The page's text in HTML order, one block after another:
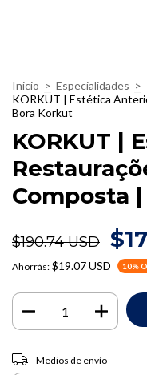
Inicio > Especialidades >
KORKUT | Estética
Bora Korkut
KORKUT |
Composta
$190.74 USD
Ahorrás: $19.07 USD 10%
Entregas para el CP:
Medios de envío